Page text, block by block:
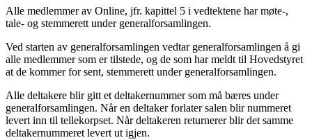
Alle medlemmer av Online, jfr. kapittel 5 i vedtektene har møte-,
tale- og stemmerett under generalforsamlingen.
Ved starten av generalforsamlingen vedtar generalforsamlingen å gi
alle medlemmer som er tilstede, og de som har meldt til Hovedstyret
at de kommer for sent, stemmerett under generalforsamlingen.
Alle deltakere blir gitt et deltakernummer som må bæres under
generalforsamlingen. Når en deltaker forlater salen blir nummeret
levert inn til tellekorpset. Når deltakeren returnerer blir det samme
deltakernummeret levert ut igjen.